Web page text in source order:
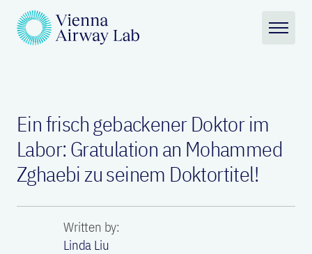
Ein frisch gebackener Doktor im
Labor: Gratulation an Mohammed
Zghaebi zu seinem Doktortitel!
Written by:
Linda Liu